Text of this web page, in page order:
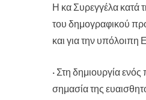
Η κα Συρεγγέλα κατά
του δημογραφικού
και για την
· Στη δημιουργία
σημασία της